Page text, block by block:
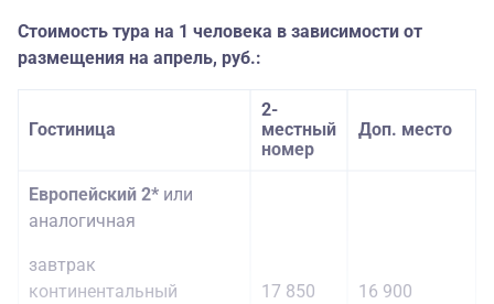
Стоимость тура на 1 человека в зависимости от
размещения на апрель, руб.:
Гостиница
2-
местный
номер
Доп. место
Европейский 2* или
аналогичная
завтрак
континентальный
17 850 16 900